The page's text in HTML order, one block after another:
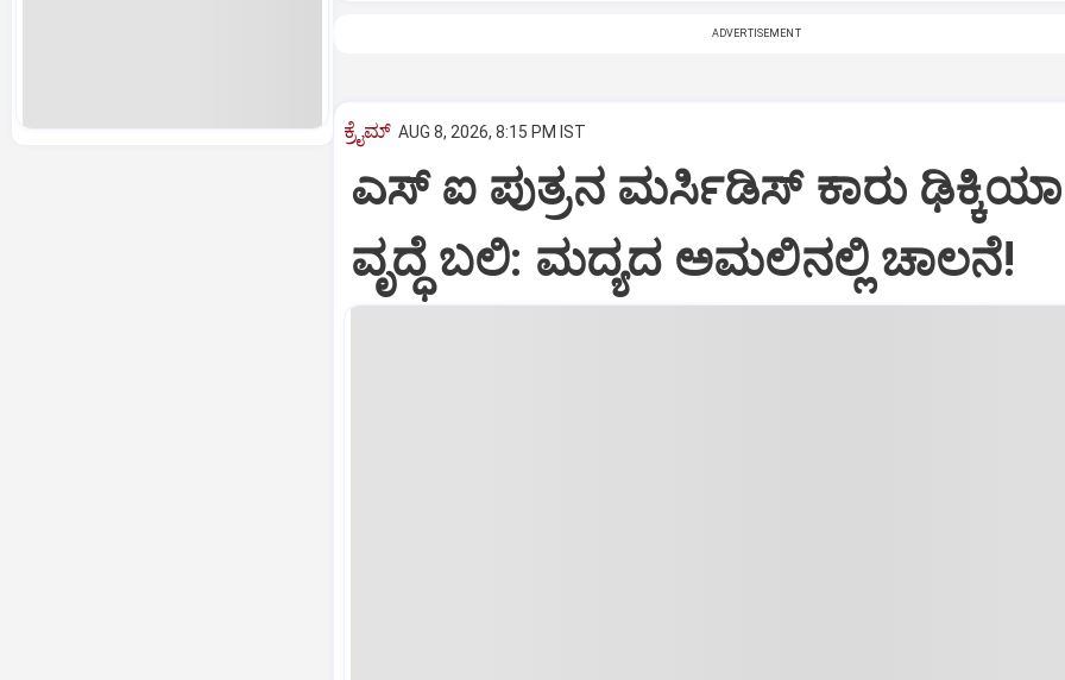
ADVERTISEMENT
ಕ್ರೈಮ್ AUG 8, 2026, 8:15 PM IST
ಎಸ್ ಐ ಪುತ್ರನ ಮರ್ಸಿಡಿಸ್‌ ಕಾರು
ವೃದ್ಧೆ ಬಲಿ: ಮದ್ಯದ ಅಮಲಿನಲ್ಲಿ ಚಾಲನೆ!